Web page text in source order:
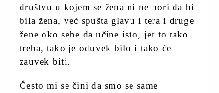
društvu u kojem se žena ni ne bori da bi
bila žena, već spušta glavu i tera i druge
žene oko sebe da učine isto, jer to tako
treba, tako je oduvek bilo i tako će
zauvek biti.
Često mi se čini da smo se same